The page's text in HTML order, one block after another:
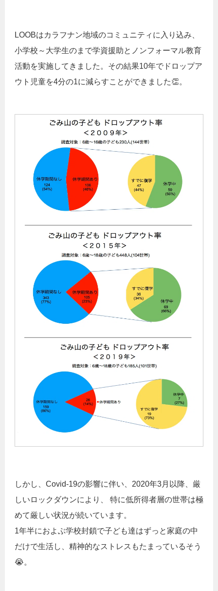
LOOBはカラフナン地域のコミュニティに入り込み、
小学校～大学生のまで学資援助とノンフォーマル教育
活動を実施してきました。その結果10年でドロップア
ウト児童を4分の1に減らすことができました👏。
しかし、Covid-19の影響に伴い、2020年3月以降、厳
しいロックダウンにより、 特に低所得者層の世帯は極
めて厳しい状況が続いています。
1年半におよぶ学校封鎖で子ども達はずっと家庭の中
だけで生活し、精神的なストレスもたまっているそう
😭。